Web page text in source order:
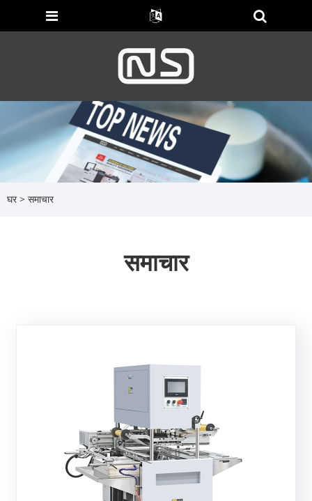
घर > समाचार
समाचार